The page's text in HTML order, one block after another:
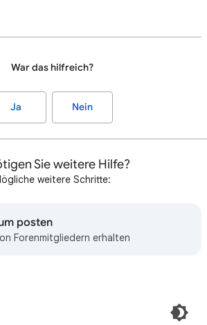
War das hilfreich?
Ja Nein
Sie weitere Hilfe?
weitere Schritte:
posten
Forenmitgliedern erhalten